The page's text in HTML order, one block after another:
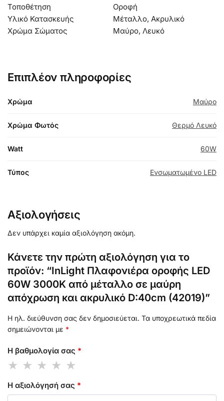
Τοποθέτηση
Οροφή
Υλικό Κατασκευής
Μέταλλο, Ακρυλικό
Χρώμα Σώματος
Μαύρο, Λευκό
Επιπλέον πληροφορίες
Χρώμα Μαύρο
Χρώμα Φωτός Θερμό Λευκό
Watt 60W
Τύπος Ενσωματωμένο LED
Αξιολογήσεις
Δεν υπάρχει καμία αξιολόγηση ακόμη.
Κάνετε την πρώτη αξιολόγηση για το
προϊόν: “InLight Πλαφονιέρα οροφής LED
60W 3000K από μέταλλο σε μαύρη
απόχρωση και ακρυλικό D:40cm (42019)”
Η ηλ. διεύθυνση σας δεν δημοσιεύεται. Τα υποχρεωτικά πεδία
σημειώνονται με *
Η βαθμολογία σας *
Η αξιολόγησή σας *